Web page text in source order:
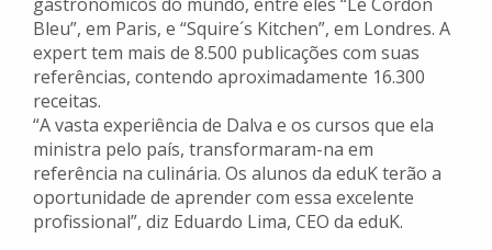
Bleu”, em Paris, e “Squire´s Kitchen”, em Londres. A
expert tem mais de 8.500 publicações com suas
referências, contendo aproximadamente 16.300
receitas.
“A vasta experiência de Dalva e os cursos que ela
ministra pelo país, transformaram-na em
referência na culinária. Os alunos da eduK terão a
oportunidade de aprender com essa excelente
profissional”, diz Eduardo Lima, CEO da eduK.